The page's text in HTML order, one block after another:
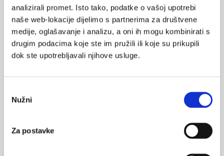
analizirali promet. Isto tako, podatke o vašoj upotrebi
naše web-lokacije dijelimo s partnerima za društvene
medije, oglašavanje i analizu, a oni ih mogu kombinirati s
drugim podacima koje ste im pružili ili koje su prikupili
dok ste upotrebljavali njihove usluge.
pristanka
Nužni
Za postavke
Pet preporuka iz alergologije i imunologije -
Američke akademije za alergologiju, astmu i imunologiju (The
American Academy of Allergy, Asthma & Immunology , AAAAI),
nakon prvih pet u nizu praktičnih preporuka za razmatranje
kojima treba razmišljati u ...